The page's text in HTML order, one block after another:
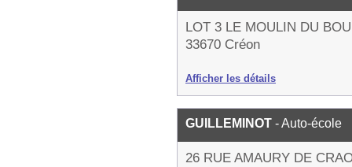
LOT 3 LE MOULIN DU
33670 Créon
Afficher les détails
GUILLEMINOT - Auto-école
26 RUE AMAURY DE